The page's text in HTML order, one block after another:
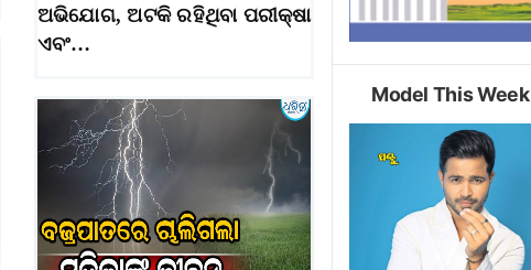
ଅଭିଯୋଗ, ଅଟକି ରହିଥିବା ପରୀକ୍ଷା
ଏବଂ…
Model This Week